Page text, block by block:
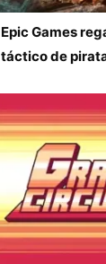
Epic Games
táctico de